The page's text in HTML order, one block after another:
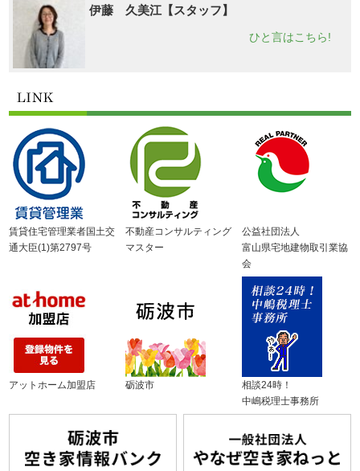
伊藤 久美江【スタッフ】
ひと言はこちら!
賃貸住宅管理業者国土交
通大臣(1)第2797号
不動産コンサルティング
マスター
公益社団法人
富山県宅地建物取引業協
会
アットホーム加盟店 砺波市
相談24時！
中嶋税理士事務所